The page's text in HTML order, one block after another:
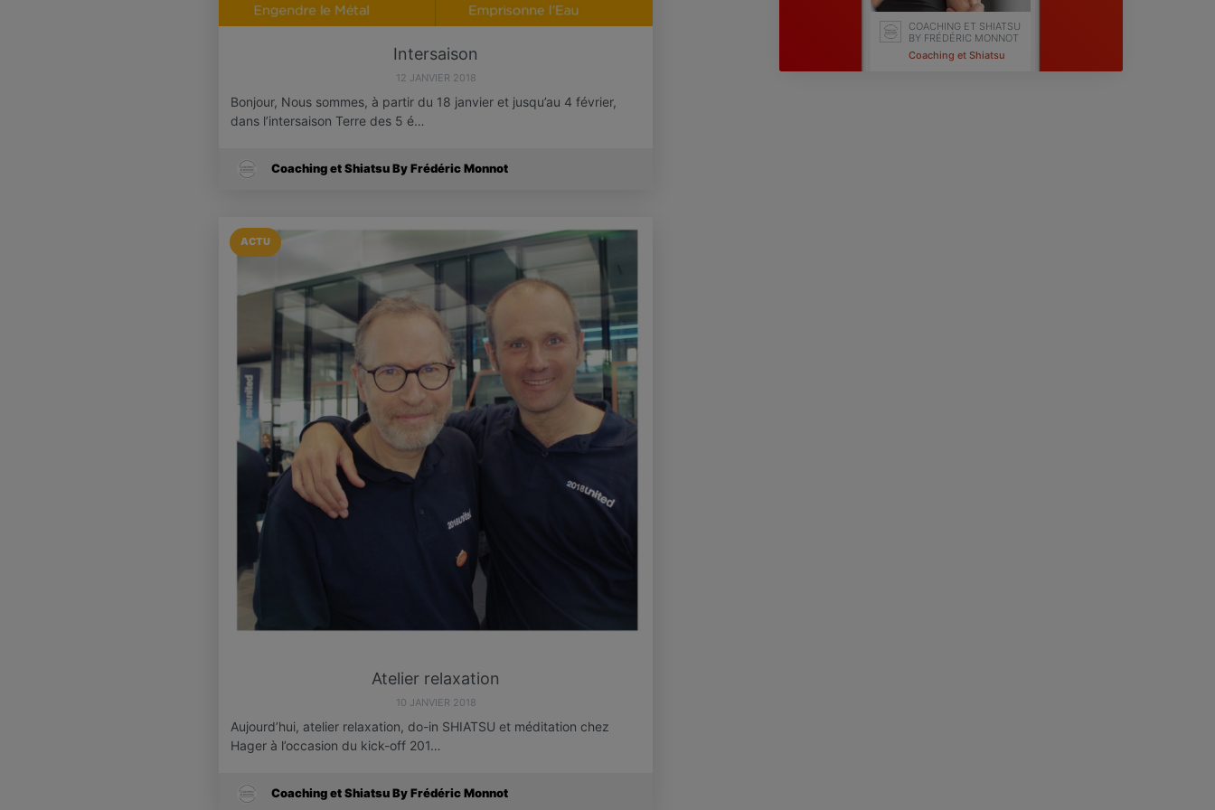
Intersaison
12 JANVIER 2018
Bonjour, Nous sommes, à partir du 18 janvier et jusqu’au 4 février,
dans l’intersaison Terre des 5 é…
Coaching et Shiatsu By Frédéric Monnot
ACTU
Atelier relaxation
10 JANVIER 2018
Aujourd’hui, atelier relaxation, do-in SHIATSU et méditation chez
Hager à l’occasion du kick-off 201…
Coaching et Shiatsu By Frédéric Monnot
COACHING ET SHIATSU
BY FRÉDÉRIC MONNOT
Coaching et Shiatsu